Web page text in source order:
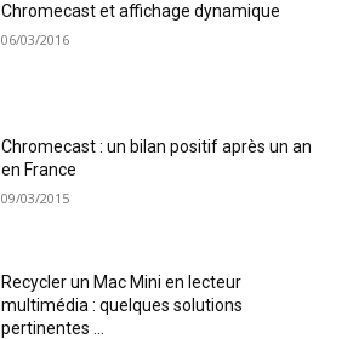
Chromecast et affichage dynamique
06/03/2016
Chromecast : un bilan positif après un an
en France
09/03/2015
Recycler un Mac Mini en lecteur
multimédia : quelques solutions
pertinentes …